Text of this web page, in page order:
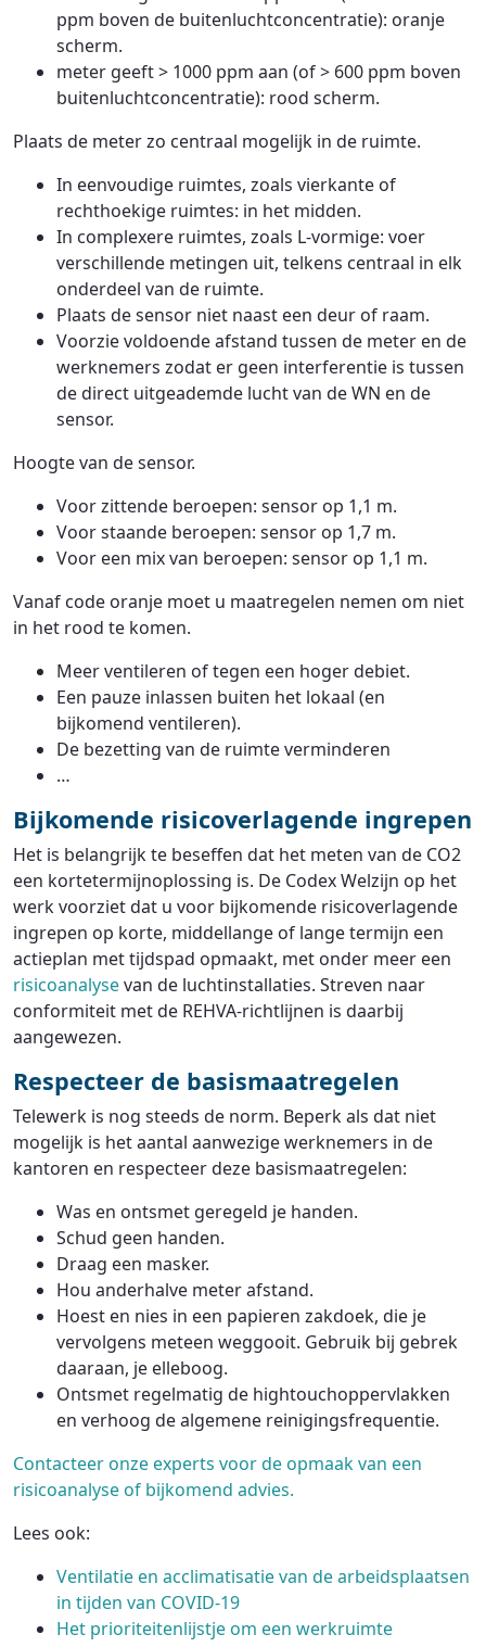
ppm boven de buitenluchtconcentratie): oranje
scherm.
meter geeft > 1000 ppm aan (of > 600 ppm boven
buitenluchtconcentratie): rood scherm.
Plaats de meter zo centraal mogelijk in de ruimte.
In eenvoudige ruimtes, zoals vierkante of
rechthoekige ruimtes: in het midden.
In complexere ruimtes, zoals L-vormige: voer
verschillende metingen uit, telkens centraal in elk
onderdeel van de ruimte.
Plaats de sensor niet naast een deur of raam.
Voorzie voldoende afstand tussen de meter en de
werknemers zodat er geen interferentie is tussen
de direct uitgeademde lucht van de WN en de
sensor.
Hoogte van de sensor.
Voor zittende beroepen: sensor op 1,1 m.
Voor staande beroepen: sensor op 1,7 m.
Voor een mix van beroepen: sensor op 1,1 m.
Vanaf code oranje moet u maatregelen nemen om niet
in het rood te komen.
Meer ventileren of tegen een hoger debiet.
Een pauze inlassen buiten het lokaal (en
bijkomend ventileren).
De bezetting van de ruimte verminderen
…
Bijkomende risicoverlagende ingrepen
Het is belangrijk te beseffen dat het meten van de CO2
een kortetermijnoplossing is. De Codex Welzijn op het
werk voorziet dat u voor bijkomende risicoverlagende
ingrepen op korte, middellange of lange termijn een
actieplan met tijdspad opmaakt, met onder meer een
risicoanalysevan de luchtinstallaties. Streven naar
conformiteit met de REHVA-richtlijnen is daarbij
aangewezen.
Respecteer de basismaatregelen
Telewerk is nog steeds de norm. Beperk als dat niet
mogelijk is het aantal aanwezige werknemers in de
kantoren en respecteer deze basismaatregelen:
Was en ontsmet geregeld je handen.
Schud geen handen.
Draag een masker.
Hou anderhalve meter afstand.
Hoest en nies in een papieren zakdoek, die je
vervolgens meteen weggooit. Gebruik bij gebrek
daaraan, je elleboog.
Ontsmet regelmatig de hightouchoppervlakken
en verhoog de algemene reinigingsfrequentie.
Contacteer onze experts voor de opmaak van een
risicoanalyse of bijkomend advies.
Lees ook:
Ventilatie en acclimatisatie van de arbeidsplaatsen
in tijden van COVID-19
Het prioriteitenlijstje om een werkruimte